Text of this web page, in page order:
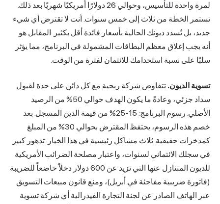
لمرة واحدة للتأسيس، وحوالي 26 دولارًا أمريكيًا شهريًا بعد ذلك.
الخطة من ثلاث إلى خمس سنوات. أنت لا تقترض أي شيء
تُسدد ديونك الحالية بأسعار فائدة أقل بكثير. المقابل هو
إغلاق معظم البطاقات المشمولة في البرنامج، مما يؤثر
نسبة استخدامك للائتمان لفترة من الوقت.
تتفاوض شركة ربحية مع كل دائن على حدة لقبول
سداد جزئي، وعادةً ما يكون الهدف حوالي 50% من الرصيد
الأصلي. رسوم البرنامج: 15-25% من قيمة الدين المسجل. بعد
خصم هذه الرسوم، يحتفظ المقترض بحوالي 30% من المبلغ
حقيقية. ثلاث مشاكل رئيسية في هذا الخيار: تدهور كبير
الائتماني لسنوات، واعتبار مصلحة الضرائب الأمريكية
للديون المتنازل عنها التي تزيد عن 600 دولار دخلاً خاضعاً للضريبة
ضريبية مفاجئة في أبريل)، ومنع قانون مبيعات التسويق
الصادر عن لجنة التجارة الفيدرالية أي شركة تسوية